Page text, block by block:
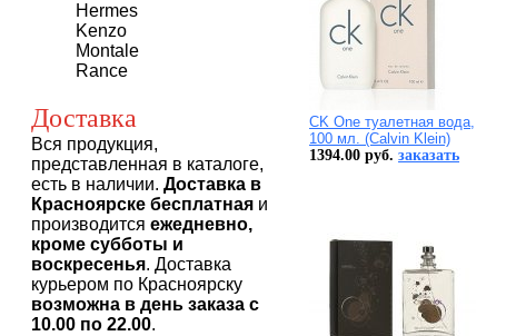
Hermes
Kenzo
Montale
Rance
Доставка
Вся продукция,
представленная в каталоге,
есть в наличии. Доставка в
Красноярске бесплатная и
производится ежедневно,
кроме субботы и
воскресенья. Доставка
курьером по Красноярску
возможна в день заказа с
10.00 по 22.00.
CK One туалетная вода,
100 мл. (Calvin Klein)
1394.00 руб. заказать